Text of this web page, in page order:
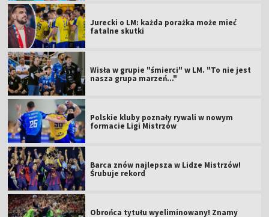
Jurecki o LM: każda porażka może mieć
fatalne skutki
Wisła w grupie "śmierci" w LM. "To nie jest
nasza grupa marzeń..."
Polskie kluby poznały rywali w nowym
formacie Ligi Mistrzów
Barca znów najlepsza w Lidze Mistrzów!
Śrubuje rekord
Obrońca tytułu wyeliminowany! Znamy